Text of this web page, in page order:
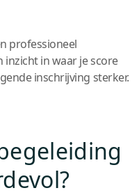
professioneel
in waar je score
inschrijving sterker.